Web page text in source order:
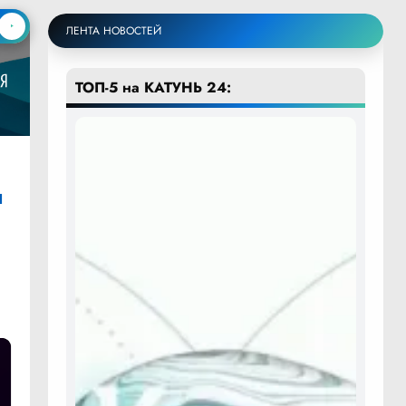
ЛЕНТА НОВОСТЕЙ
ТОП-5 на КАТУНЬ 24: